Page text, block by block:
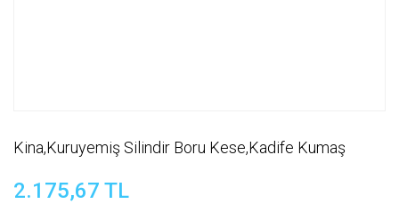
Kina,Kuruyemiş Silindir Boru Kese,Kadife Kumaş
2.175,67 TL